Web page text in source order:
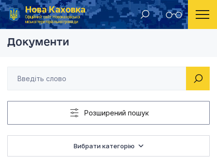
Нова Каховка
Офіційний сайт Новокаховської
міської територіальної громади
Головна Рішення Новокаховської міської ради 2018 рік Про згоду на
Документи
Розширений пошук
Вибрати категорію